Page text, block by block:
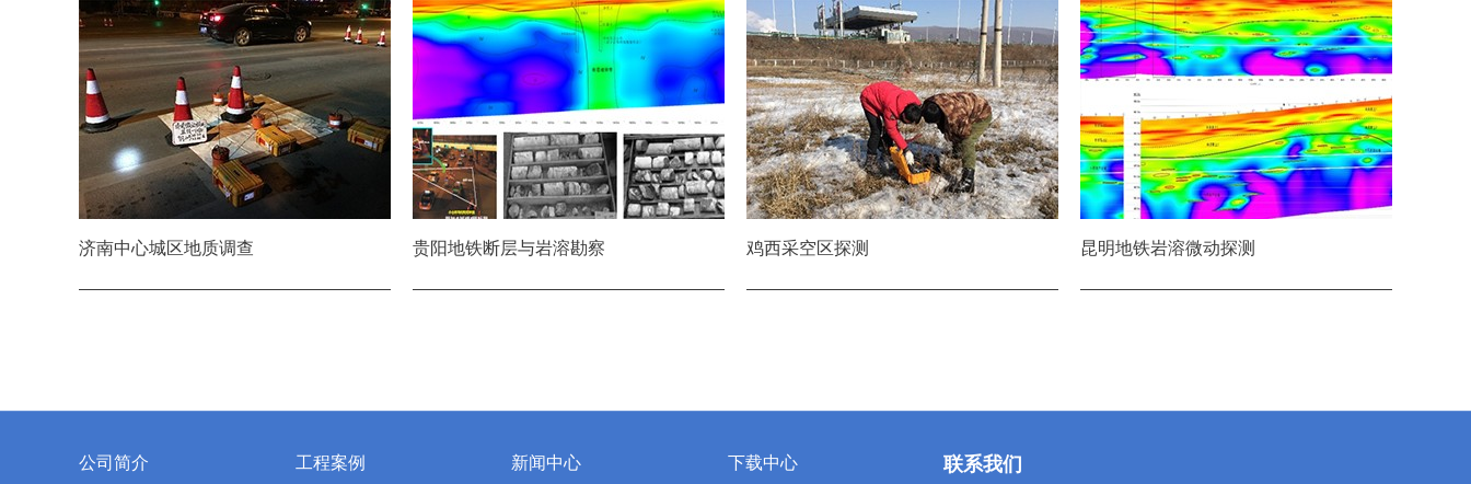
济南中心城区地质调查 贵阳地铁断层与岩溶勘察 鸡西采空区探测 昆明地铁岩溶微动探测
公司简介 工程案例 新闻中心 下载中心 联系我们